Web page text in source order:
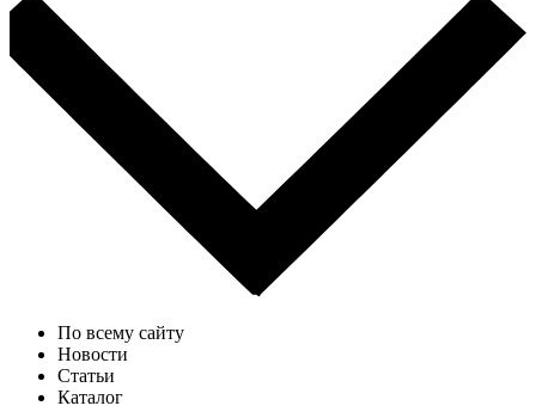
По всему сайту
Новости
Статьи
Каталог